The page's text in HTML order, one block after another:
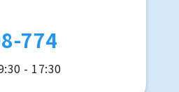
774
- 17:30